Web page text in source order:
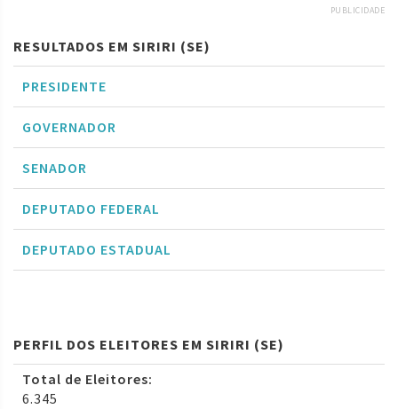
PUBLICIDADE
RESULTADOS EM SIRIRI (SE)
PRESIDENTE
GOVERNADOR
SENADOR
DEPUTADO FEDERAL
DEPUTADO ESTADUAL
PERFIL DOS ELEITORES EM SIRIRI (SE)
Total de Eleitores:
6.345